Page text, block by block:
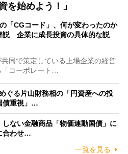
を始めよう！」
「CGコード」、何が変わったのか
説 企業に成長投資の具体的な説
同で策定している上場企業の経営
コーポレート…
ぐる片山財務相の「円資産への投
債重視」…
ない金融商品「物価連動国債」に
合わせ…
一覧を見る